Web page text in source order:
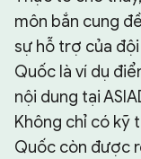
môn bắn cung
sự hỗ trợ của đội
Quốc là ví dụ
nội dung tại
Không chỉ có kỹ
Quốc còn được